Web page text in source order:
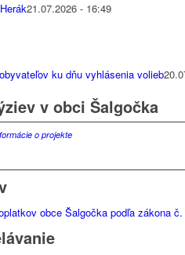
21.07.2026 - 16:49
ku dňu vyhlásenia volieb
v obci Šalgočka
obce Šalgočka podľa zákona